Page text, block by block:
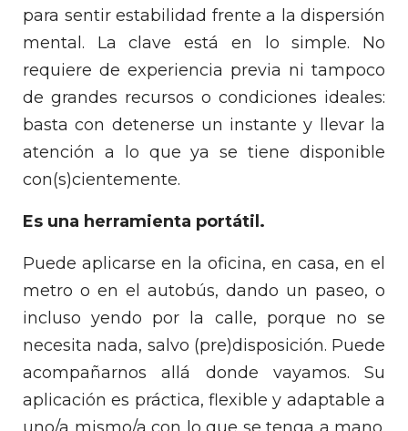
para sentir estabilidad frente a la dispersión
mental. La clave está en lo simple. No
requiere de experiencia previa ni tampoco
de grandes recursos o condiciones ideales:
basta con detenerse un instante y llevar la
atención a lo que ya se tiene disponible
con(s)cientemente.
Es una herramienta portátil.
Puede aplicarse en la oficina, en casa, en el
metro o en el autobús, dando un paseo, o
incluso yendo por la calle, porque no se
necesita nada, salvo (pre)disposición. Puede
acompañarnos allá donde vayamos. Su
aplicación es práctica, flexible y adaptable a